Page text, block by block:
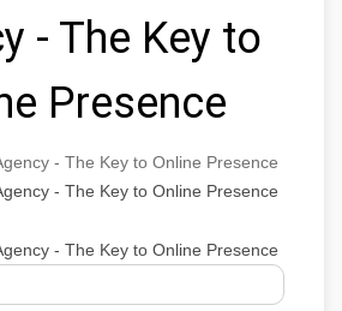
- The Key to
Presence
- The Key to Online Presence
- The Key to Online Presence
- The Key to Online Presence